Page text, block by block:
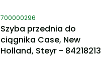
Kod produktu
700000296
Szyba przednia do
ciągnika Case, New
Holland, Steyr - 84218213